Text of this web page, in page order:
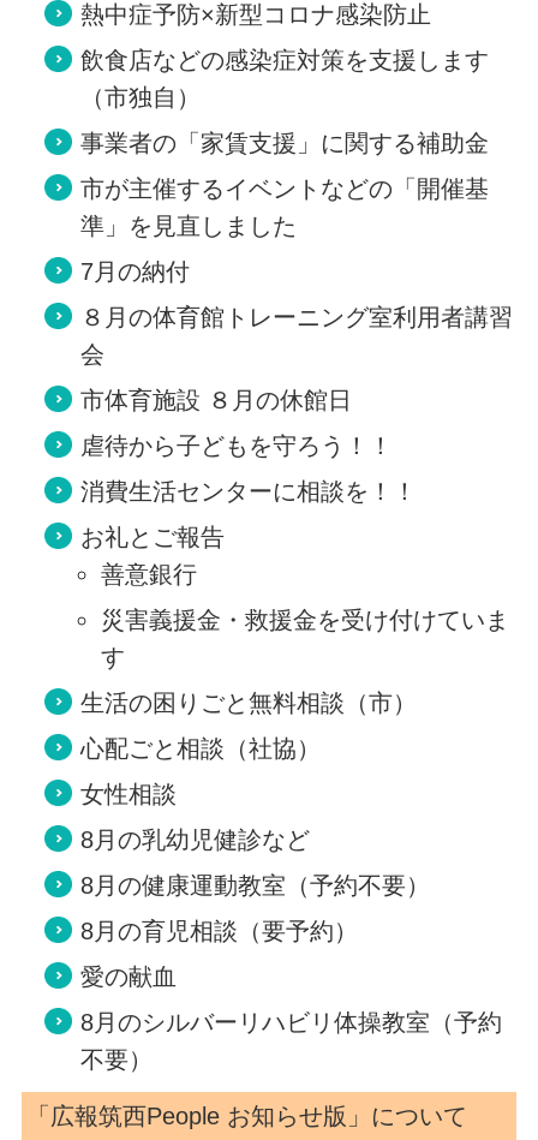
熱中症予防×新型コロナ感染防止
飲食店などの感染症対策を支援します
（市独自）
事業者の「家賃支援」に関する補助金
市が主催するイベントなどの「開催基
準」を見直しました
7月の納付
８月の体育館トレーニング室利用者講習
会
市体育施設 ８月の休館日
虐待から子どもを守ろう！！
消費生活センターに相談を！！
お礼とご報告
善意銀行
災害義援金・救援金を受け付けていま
す
生活の困りごと無料相談（市）
心配ごと相談（社協）
女性相談
8月の乳幼児健診など
8月の健康運動教室（予約不要）
8月の育児相談（要予約）
愛の献血
8月のシルバーリハビリ体操教室（予約
不要）
「広報筑西People お知らせ版」について